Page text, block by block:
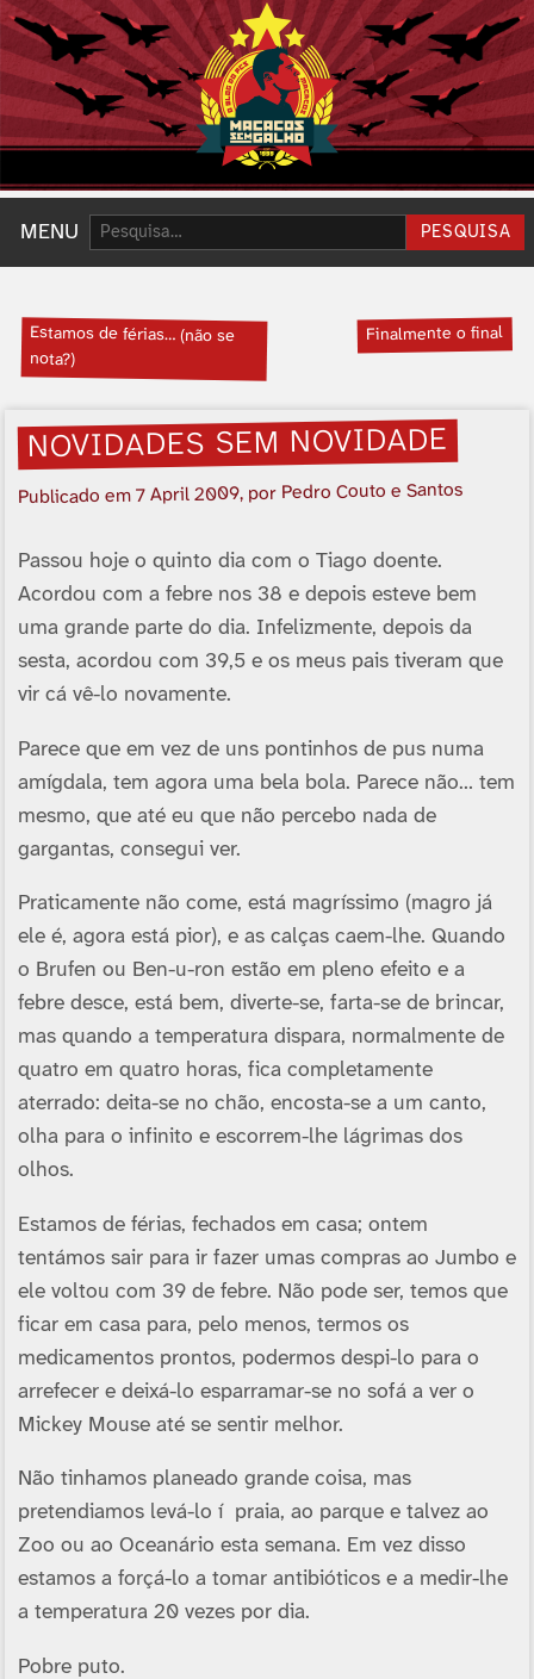
MENU Pesquisar: PESQUISA
Estamos de férias… (não se
nota?)
Finalmente o final
NOVIDADES SEM NOVIDADE
Publicado em7 April 2009, por Pedro Couto e Santos
Passou hoje o quinto dia com o Tiago doente.
Acordou com a febre nos 38 e depois esteve bem
uma grande parte do dia. Infelizmente, depois da
sesta, acordou com 39,5 e os meus pais tiveram que
vir cá vê-lo novamente.
Parece que em vez de uns pontinhos de pus numa
amí­gdala, tem agora uma bela bola. Parece não… tem
mesmo, que até eu que não percebo nada de
gargantas, consegui ver.
Praticamente não come, está magrí­ssimo (magro já
ele é, agora está pior), e as calças caem-lhe. Quando
o Brufen ou Ben-u-ron estão em pleno efeito e a
febre desce, está bem, diverte-se, farta-se de brincar,
mas quando a temperatura dispara, normalmente de
quatro em quatro horas, fica completamente
aterrado: deita-se no chão, encosta-se a um canto,
olha para o infinito e escorrem-lhe lágrimas dos
olhos.
Estamos de férias, fechados em casa; ontem
tentámos sair para ir fazer umas compras ao Jumbo e
ele voltou com 39 de febre. Não pode ser, temos que
ficar em casa para, pelo menos, termos os
medicamentos prontos, podermos despi-lo para o
arrefecer e deixá-lo esparramar-se no sofá a ver o
Mickey Mouse até se sentir melhor.
Não tinhamos planeado grande coisa, mas
pretendiamos levá-lo í praia, ao parque e talvez ao
Zoo ou ao Oceanário esta semana. Em vez disso
estamos a forçá-lo a tomar antibióticos e a medir-lhe
a temperatura 20 vezes por dia.
Pobre puto.